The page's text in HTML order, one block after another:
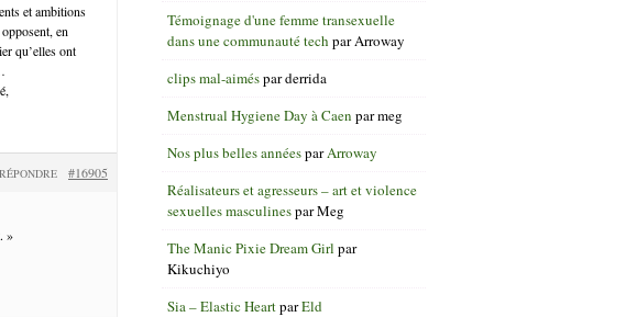
et ambitions
en
qu’elles ont
#16905
RÉPONDRE
»
Témoignage d'une femme transexuelle
dans une communauté tech parArroway
clips mal-aimésparderrida
Menstrual Hygiene Day à Caen parmeg
Nos plus belles annéesparArroway
Réalisateurs et agresseurs – art et violence
sexuelles masculinesparMeg
The Manic Pixie Dream Girl par
Kikuchiyo
Sia – Elastic HeartparEld